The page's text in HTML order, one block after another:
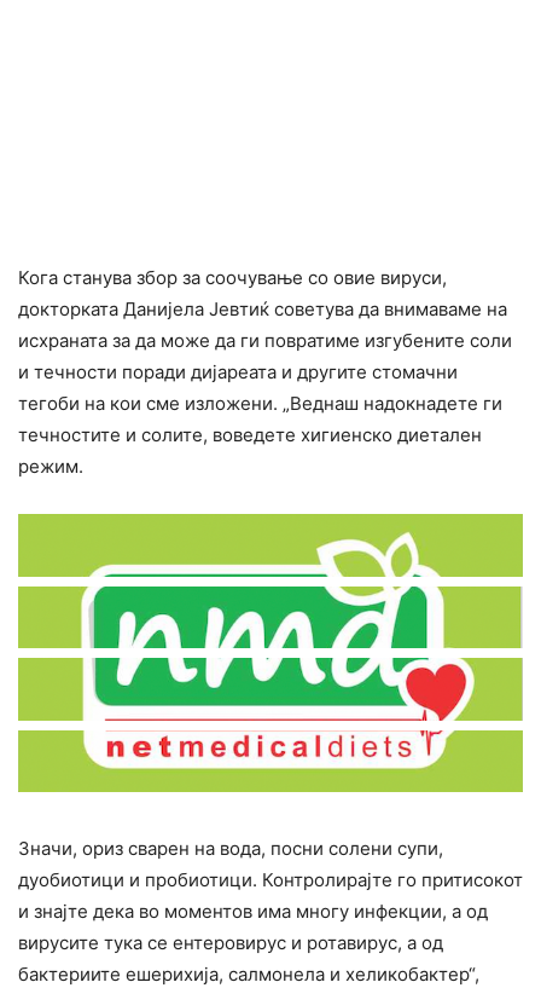
Кога станува збор за соочување со овие вируси,
докторката Данијела Јевтиќ советува да внимаваме на
исхраната за да може да ги повратиме изгубените соли
и течности поради дијареата и другите стомачни
тегоби на кои сме изложени. „Веднаш надокнадете ги
течностите и солите, воведете хигиенско диетален
peжим.
Значи, ориз сварен на вода, посни солени супи,
дуобиотици и пробиотици. Контролирајте го притисокот
и знајте дека во моментов има многу инфекции, а од
вирусите тука се ентеровирус и ротавирус, а од
бактериите ешерихија, салмонела и хеликобактер“,